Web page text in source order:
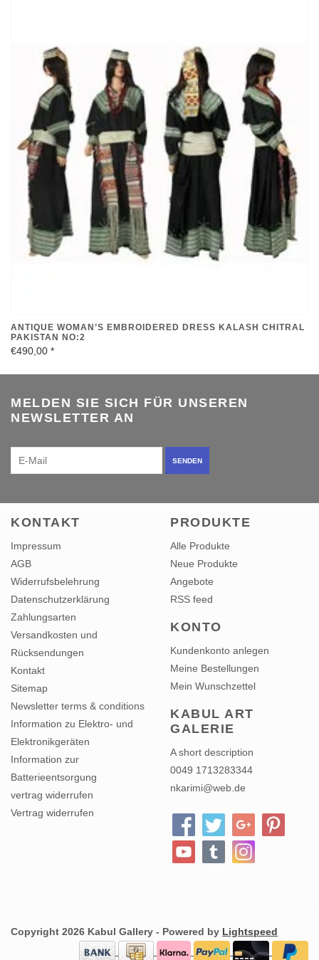
€490,00*
NEWSLETTER AN
KONTAKT
Impressum
AGB
Widerrufsbelehrung
Datenschutzerklärung
Zahlungsarten
Versandkosten und
Rücksendungen
Kontakt
Sitemap
Newsletter terms & conditions
Information zu Elektro- und
Elektronikgeräten
Information zur
Batterieentsorgung
vertrag widerrufen
Vertrag widerrufen
PRODUKTE
Alle Produkte
Neue Produkte
Angebote
RSS feed
Kundenkonto anlegen
Meine Bestellungen
Mein Wunschzettel
GALERIE
A short description
0049 1713283344
nkarimi@web.de